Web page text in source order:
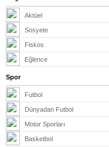
Aktüel
Sosyete
Fiskos
Eğlence
Spor
Futbol
Dünyadan Futbol
Motor Sporları
Basketbol